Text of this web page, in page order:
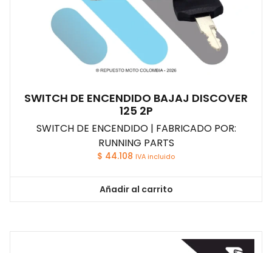
SWITCH DE ENCENDIDO BAJAJ DISCOVER
125 2P
SWITCH DE ENCENDIDO | FABRICADO POR:
RUNNING PARTS
$ 44.108 IVA incluido
Añadir al carrito